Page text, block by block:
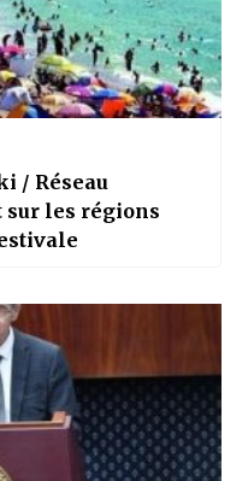
/ Réseau
les régions